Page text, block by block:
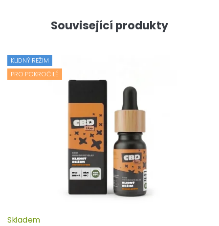
Související produkty
KLIDNÝ REŽIM
PRO POKROČILÉ
Skladem